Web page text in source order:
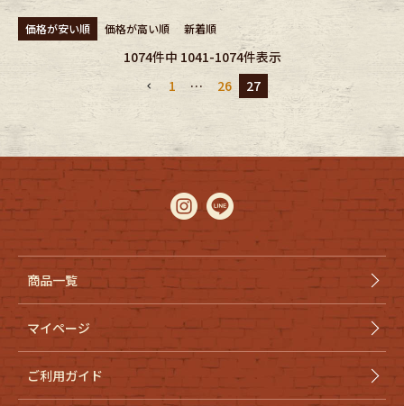
価格が安い順 価格が高い順 新着順
1074件中 1041-1074件表示
1
… 26 27
商品一覧
マイページ
ご利用ガイド